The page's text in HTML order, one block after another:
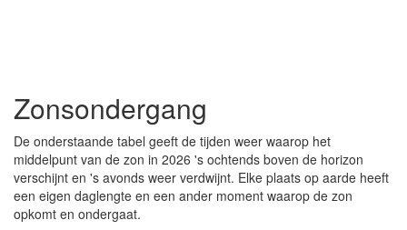
Zonsondergang
De onderstaande tabel geeft de tijden weer waarop het
middelpunt van de zon in 2026 's ochtends boven de horizon
verschijnt en 's avonds weer verdwijnt. Elke plaats op aarde heeft
een eigen daglengte en een ander moment waarop de zon
opkomt en ondergaat.